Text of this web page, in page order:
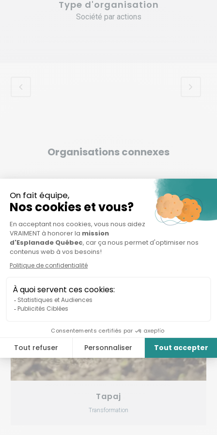
Type d'organisation
Société par actions
Organisations connexes
Tapaj
Transformation